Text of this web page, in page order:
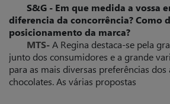
S&G - Em que medida a vossa
diferencia da concorrência? Como
posicionamento da marca?
MTS-A Regina destaca-se pela
junto dos consumidores e a grande
para as mais diversas preferências
chocolates. As várias propostas